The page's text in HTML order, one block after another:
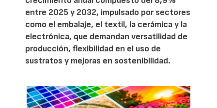
entre 2025 y 2032, impulsado por sectores
como el embalaje, el textil, la cerámica y la
electrónica, que demandan versatilidad de
producción, flexibilidad en el uso de
sustratos y mejoras en sostenibilidad.